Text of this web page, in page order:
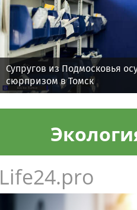
Супругов из Подмосковья
сюрпризом в Томск
Life24.pro